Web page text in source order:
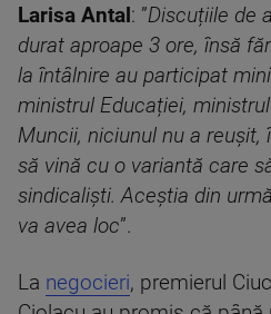
Larisa Antal : ”Discuțiile de
durat aproape 3 ore, însă
la întâlnire au participat
ministrul Educației,
Muncii, niciunul nu a reușit,
să vină cu o variantă care
sindicaliști. Aceștia din
va avea loc”.
La negocieri, premierul